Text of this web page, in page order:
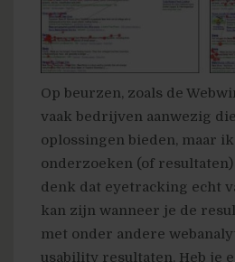
Op beurzen, zoals de
vaak bedrijven aanwezig
oplossingen bieden, maar
onderzoeken (of
denk dat eyetracking echt
kan zijn wanneer je de
met onder andere
usability resultaten. Heb je